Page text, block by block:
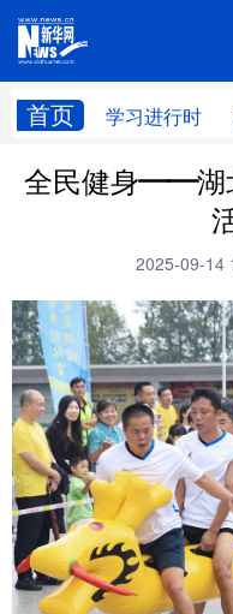
首页 学习进行时
学习进行时 高层
财经
科技 科创
文化 书画
访谈 视频
法律 中央文
食品 人居
学术中国 乡村振
全民健身——湖
2025-09-14